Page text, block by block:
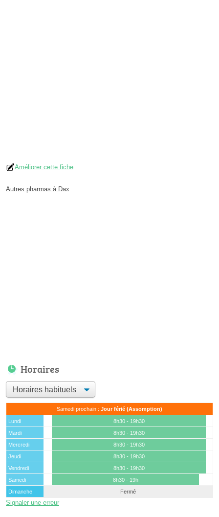
Améliorer cette fiche
Autres pharmas à Dax
Horaires
Samedi prochain : Jour férié (Assomption)
Lundi
8h30 - 19h30
Mardi
8h30 - 19h30
Mercredi
8h30 - 19h30
Jeudi
8h30 - 19h30
Vendredi
8h30 - 19h30
Samedi
8h30 - 19h
Dimanche
Fermé
Signaler une erreur